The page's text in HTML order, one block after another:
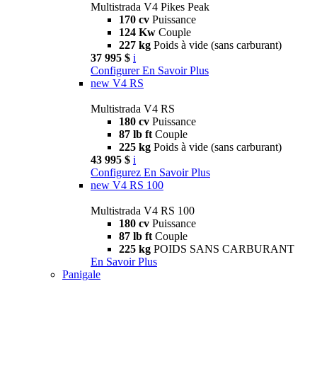
Multistrada V4 Pikes Peak
170 cv Puissance
124 Kw Couple
227 kg Poids à vide (sans carburant)
37 995 $ i
Configurer En Savoir Plus
new V4 RS
Multistrada V4 RS
180 cv Puissance
87 lb ft Couple
225 kg Poids à vide (sans carburant)
43 995 $ i
Configurez En Savoir Plus
new V4 RS 100
Multistrada V4 RS 100
180 cv Puissance
87 lb ft Couple
225 kg POIDS SANS CARBURANT
En Savoir Plus
Panigale